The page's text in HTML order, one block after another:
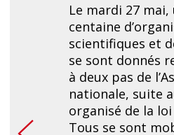
Le mardi 27 mai,
centaine
scientifiques et
se sont donnés
à deux pas de
nationale, suite
organisé de la
Tous se sont